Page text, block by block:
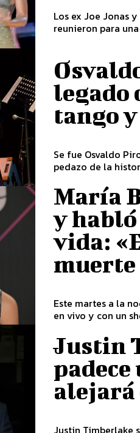
Los ex Joe Jonas
reunieron para
legado
tango
Se fue Osvaldo
pedazo de la
María
y habló
vida:
muerte
Este martes a la
en vivo y con un
Justin
alejará